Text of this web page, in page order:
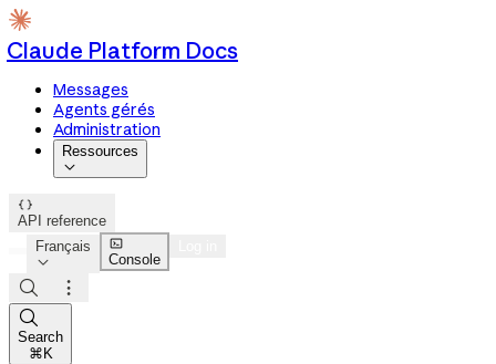
Claude Platform Docs
Messages
Agents gérés
Administration
Ressources


API reference
Français


Console



Search
⌘K